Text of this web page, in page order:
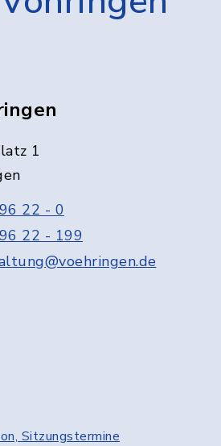
1
22 - 0
22 - 199
Sitzungstermine